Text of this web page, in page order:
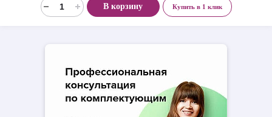
В корзину Купить в 1 клик